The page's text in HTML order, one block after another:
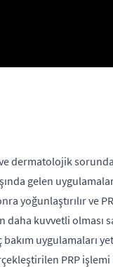
dermatolojik
gelen
yoğunlaştırılır ve
kuvvetli olması
uygulamaları
PRP